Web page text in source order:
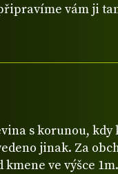
vám ji
s korunou, kdy
jinak. Za
ve výšce 1m.